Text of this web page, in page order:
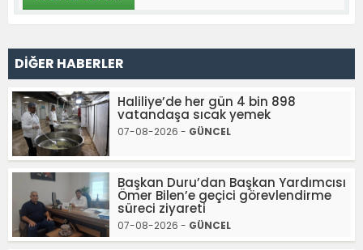
DİĞER HABERLER
Haliliye’de her gün 4 bin 898
vatandaşa sıcak yemek
07-08-2026 - GÜNCEL
Başkan Duru’dan Başkan Yardımcısı
Ömer Bilen’e geçici görevlendirme
süreci ziyareti
07-08-2026 - GÜNCEL